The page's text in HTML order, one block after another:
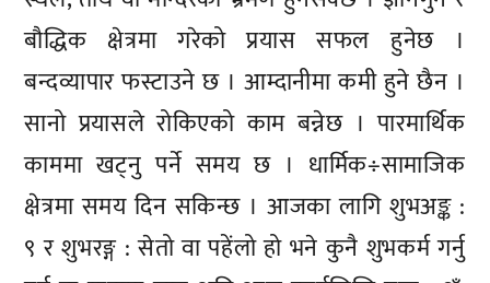
बौद्धिक क्षेत्रमा गरेको प्रयास सफल हुनेछ ।
बन्दव्यापार फस्टाउने छ । आम्दानीमा कमी हुने छैन ।
सानो प्रयासले रोकिएको काम बन्नेछ । पारमार्थिक
काममा खट्नु पर्ने समय छ । धार्मिक÷सामाजिक
क्षेत्रमा समय दिन सकिन्छ । आजका लागि शुभअङ्क :
९ र शुभरङ्ग : सेतो वा पहेंलो हो भने कुनै शुभकर्म गर्नु